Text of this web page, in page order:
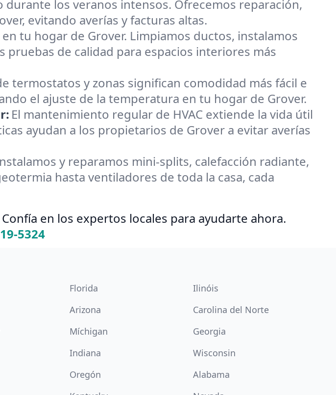
durante los veranos intensos. Ofrecemos reparación,
evitando averías y facturas altas.
tu hogar de Grover. Limpiamos ductos, instalamos
de calidad para espacios interiores más
termostatos y zonas significan comodidad más fácil e
el ajuste de la temperatura en tu hogar de Grover.
El mantenimiento regular de HVAC extiende la vida útil
ayudan a los propietarios de Grover a evitar averías
y reparamos mini-splits, calefacción radiante,
hasta ventiladores de toda la casa, cada
en los expertos locales para ayudarte ahora.
5324
Florida
Ilinóis
Arizona
Carolina del Norte
Míchigan
Georgia
Indiana
Wisconsin
Oregón
Alabama